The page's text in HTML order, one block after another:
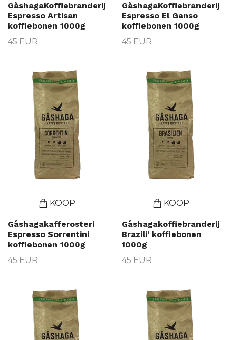
GåshagaKoffiebranderij
Espresso Artisan
koffiebonen 1000g
45 EUR
GåshagaKoffiebranderij
Espresso El Ganso
koffiebonen 1000g
45 EUR
KOOP
Gåshagakafferosteri
Espresso Sorrentini
koffiebonen 1000g
45 EUR
KOOP
Gåshagakoffiebranderij
Brazili‘ koffiebonen
1000g
45 EUR